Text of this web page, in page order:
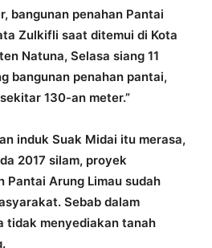
bangunan penahan Pantai
Zulkifli saat ditemui di Kota
Natuna, Selasa siang 11
bangunan penahan pantai,
130-an meter.”
induk Suak Midai itu merasa,
2017 silam, proyek
Pantai Arung Limau sudah
Sebab dalam
tidak menyediakan tanah